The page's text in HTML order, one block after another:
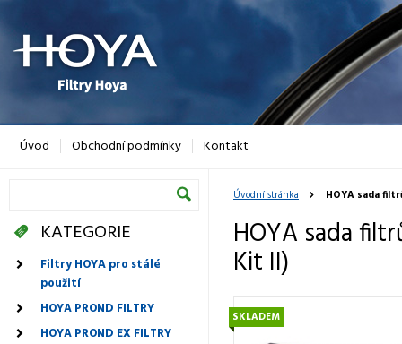
Úvodní stránka HOYA sada
HOYA sada
Kit II)
SKLADEM
KATEGORIE
Filtry HOYA pro stálé
použití
HOYA PROND FILTRY
HOYA PROND EX FILTRY
Úvod Obchodní podmínky Kontakt